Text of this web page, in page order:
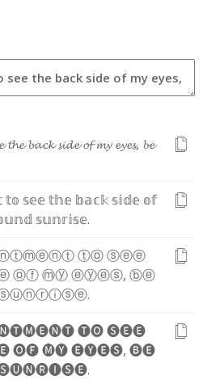
𝓽𝓱𝓮 𝓫𝓪𝓬𝓴 𝓼𝓲𝓭𝓮 𝓸𝓯 𝓶𝔂 𝓮𝔂𝓮𝓼, 𝓫𝓮
𝕥𝕠 𝕤𝕖𝕖 𝕥𝕙𝕖 𝕓𝕒𝕔𝕜 𝕤𝕚𝕕𝕖 𝕠𝕗
𝕦𝕟𝕕 𝕤𝕦𝕟𝕣𝕚𝕤𝕖.
ⓣⓜⓔⓝⓣⓣⓞⓢⓔⓔ
ⓞⓕⓜⓨⓔⓨⓔⓢ, ⓑⓔ
ⓤⓝⓡⓘⓢⓔ.
🅣🅜🅔🅝🅣🅣🅞🅢🅔🅔
🅞🅕🅜🅨🅔🅨🅔🅢, 🅑🅔
🅤🅝🅡🅘🅢🅔.